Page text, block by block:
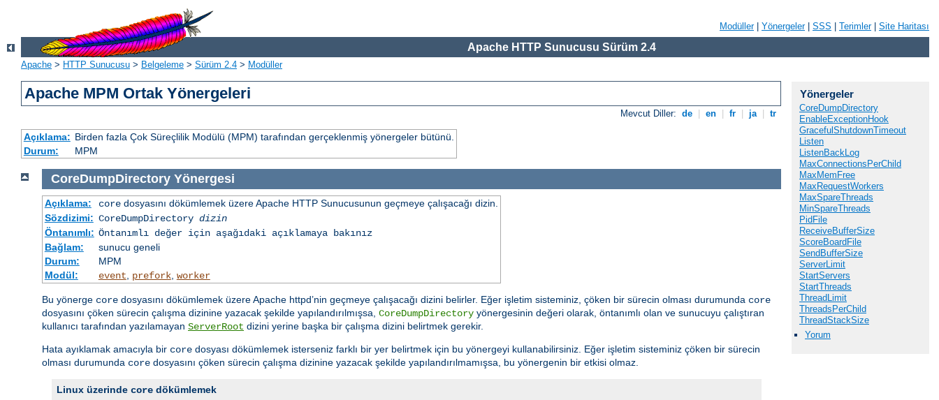
Modüller| Yönergeler| SSS Terimler| Site Haritası
Apache HTTP Sunucusu Sürüm 2.4
Apache > HTTP Sunucusu > Belgeleme > Sürüm 2.4 > Modüller
Apache MPM Ortak Yönergeleri
Mevcut Diller: de en fr ja tr
Açıklama: Birden fazla Çok Süreçlilik Modülü (MPM) tarafından gerçeklenmiş yönergeler bütünü.
Durum:
MPM
Yönergeler
CoreDumpDirectory
EnableExceptionHook
GracefulShutdownTimeout
Listen
ListenBackLog
MaxConnectionsPerChild
MaxMemFree
MaxRequestWorkers
MaxSpareThreads
MinSpareThreads
PidFile
ReceiveBufferSize
ScoreBoardFile
SendBufferSize
ServerLimit
StartServers
StartThreads
ThreadLimit
ThreadsPerChild
ThreadStackSize
Yorum
CoreDumpDirectory Yönergesi
Açıklama: coredosyasını dökümlemek üzere Apache HTTP Sunucusunun geçmeye çalışacağı dizin.
Sözdizimi: CoreDumpDirectory dizin
Öntanımlı: Öntanımlı değer için aşağıdaki açıklamaya bakınız
Bağlam:
sunucu geneli
Durum:
MPM
Modül:
event prefork, worker
Bu yönerge core dosyasını dökümlemek üzere Apache httpd’nin geçmeye çalışacağı dizini belirler. Eğer işletim sisteminiz, çöken bir sürecin olması durumunda core
dosyasını çöken sürecin çalışma dizinine yazacak şekilde yapılandırılmışsa, CoreDumpDirectory yönergesinin değeri olarak, öntanımlı olan ve sunucuyu çalıştıran
kullanıcı tarafından yazılamayan ServerRoot dizini yerine başka bir çalışma dizini belirtmek gerekir.
Hata ayıklamak amacıyla bir core dosyası dökümlemek isterseniz farklı bir yer belirtmek için bu yönergeyi kullanabilirsiniz. Eğer işletim sisteminiz çöken bir sürecin
olması durumunda core dosyasını çöken sürecin çalışma dizinine yazacak şekilde yapılandırılmamışsa, bu yönergenin bir etkisi olmaz.
Linux üzerinde core dökümlemek